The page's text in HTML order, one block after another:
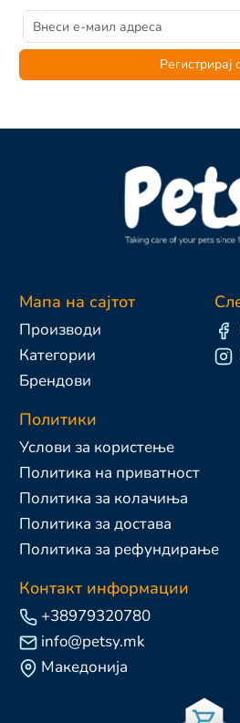
Регистрирај
Мапа на сајтот
Производи
Категории
Брендови
Политики
Услови за користење
Политика на приватност
Политика за колачиња
Политика за достава
Политика за рефундирање
Контакт информации
+38979320780
info@petsy.mk
Македонија